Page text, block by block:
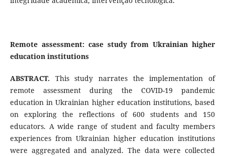
Remote assessment: case study from Ukrainian higher
education institutions
ABSTRACT. This study narrates the implementation of
remote assessment during the COVID-19 pandemic
education in Ukrainian higher education institutions, based
on exploring the reflections of 600 students and 150
educators. A wide range of student and faculty members
experiences from Ukrainian higher education institutions
were aggregated and analyzed. The data were collected